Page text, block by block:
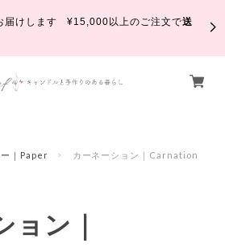
届けします ¥15,000以上のご注文で送
｜Paper カーネーション｜Carnation
ョン｜